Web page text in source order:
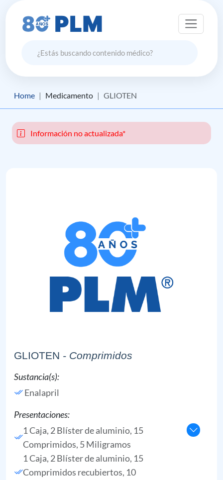
Home Medicamento GLIOTEN
Información no actualizada*
GLIOTEN - Comprimidos
Sustancia(s):
Enalapril
Presentaciones:
1 Caja, 2 Blíster de aluminio, 15
Comprimidos, 5 Miligramos
1 Caja, 2 Blíster de aluminio, 15
Comprimidos recubiertos, 10